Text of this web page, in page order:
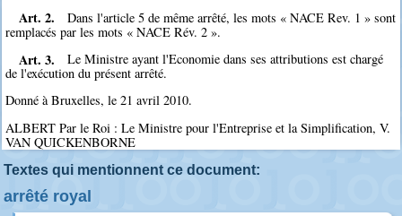
Art. 2.
Dans l'article 5 de même arrêté, les mots « NACE Rev. 1 » sont
remplacés par les mots « NACE Rév. 2 ».
Art. 3.
Le Ministre ayant l'Economie dans ses attributions est chargé
de l'exécution du présent arrêté.
Donné à Bruxelles, le 21 avril 2010.
ALBERT Par le Roi : Le Ministre pour l'Entreprise et la Simplification, V.
VAN QUICKENBORNE
Textes qui mentionnent ce document:
arrêté royal